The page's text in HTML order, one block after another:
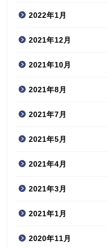
2022年1月
2021年12月
2021年10月
2021年8月
2021年7月
2021年5月
2021年4月
2021年3月
2021年1月
2020年11月